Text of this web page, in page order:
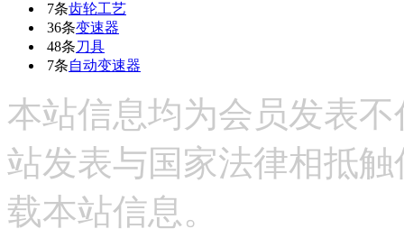
7条齿轮工艺
36条变速器
48条刀具
7条自动变速器
本站信息均为会员发表
站发表与国家法律相抵
载本站信息。